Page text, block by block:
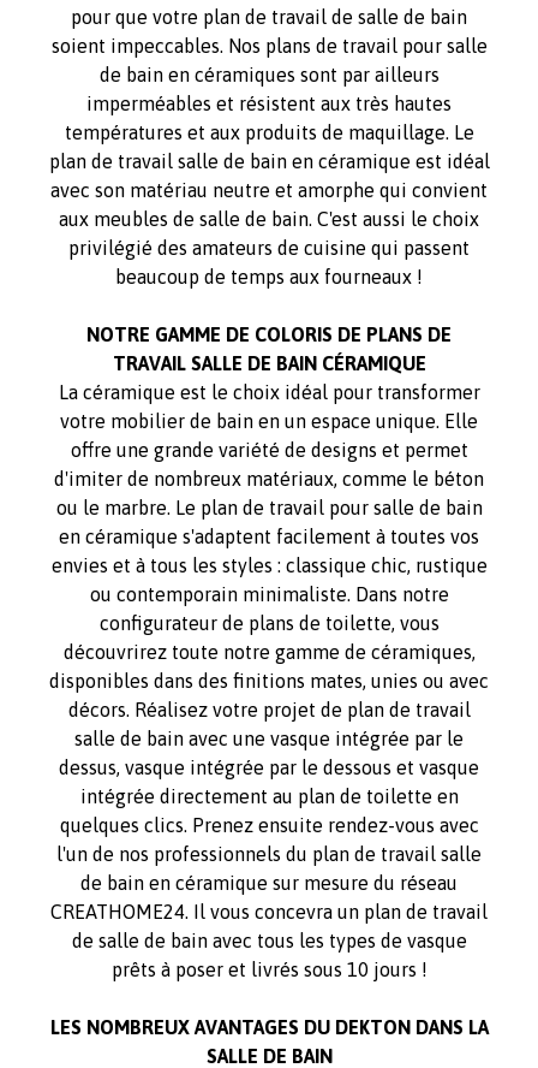
pour que votre plan de travail de salle de bain
soient impeccables. Nos plans de travail pour salle
de bain en céramiques sont par ailleurs
imperméables et résistent aux très hautes
températures et aux produits de maquillage. Le
plan de travail salle de bain en céramique est idéal
avec son matériau neutre et amorphe qui convient
aux meubles de salle de bain. C'est aussi le choix
privilégié des amateurs de cuisine qui passent
beaucoup de temps aux fourneaux !
NOTRE GAMME DE COLORIS DE PLANS DE
TRAVAIL SALLE DE BAIN CÉRAMIQUE
La céramique est le choix idéal pour transformer
votre mobilier de bain en un espace unique. Elle
offre une grande variété de designs et permet
d'imiter de nombreux matériaux, comme le béton
ou le marbre. Le plan de travail pour salle de bain
en céramique s'adaptent facilement à toutes vos
envies et à tous les styles : classique chic, rustique
ou contemporain minimaliste. Dans notre
configurateur de plans de toilette, vous
découvrirez toute notre gamme de céramiques,
disponibles dans des finitions mates, unies ou avec
décors. Réalisez votre projet de plan de travail
salle de bain avec une vasque intégrée par le
dessus, vasque intégrée par le dessous et vasque
intégrée directement au plan de toilette en
quelques clics. Prenez ensuite rendez-vous avec
l'un de nos professionnels du plan de travail salle
de bain en céramique sur mesure du réseau
CREATHOME24. Il vous concevra un plan de travail
de salle de bain avec tous les types de vasque
prêts à poser et livrés sous 10 jours !
LES NOMBREUX AVANTAGES DU DEKTON DANS LA
SALLE DE BAIN